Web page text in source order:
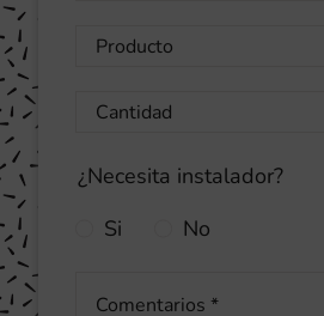
¿Necesita instalador?
Si
No